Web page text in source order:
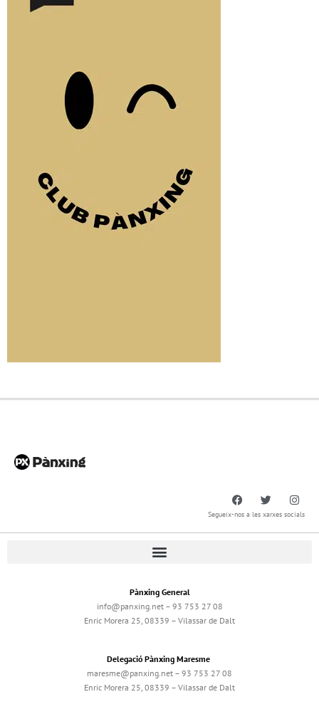
Segueix-nos a les xarxes socials
Pànxing General
info@panxing.net – 93 753 27 08
Enric Morera 25, 08339 – Vilassar de Dalt
Delegació Pànxing Maresme
maresme@panxing.net – 93 753 27 08
Enric Morera 25, 08339 – Vilassar de Dalt